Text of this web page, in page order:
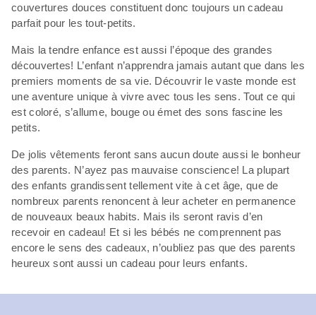
couvertures douces constituent donc toujours un cadeau
parfait pour les tout-petits.
Mais la tendre enfance est aussi l’époque des grandes
découvertes! L’enfant n’apprendra jamais autant que dans les
premiers moments de sa vie. Découvrir le vaste monde est
une aventure unique à vivre avec tous les sens. Tout ce qui
est coloré, s’allume, bouge ou émet des sons fascine les
petits.
De jolis vêtements feront sans aucun doute aussi le bonheur
des parents. N’ayez pas mauvaise conscience! La plupart
des enfants grandissent tellement vite à cet âge, que de
nombreux parents renoncent à leur acheter en permanence
de nouveaux beaux habits. Mais ils seront ravis d’en
recevoir en cadeau! Et si les bébés ne comprennent pas
encore le sens des cadeaux, n’oubliez pas que des parents
heureux sont aussi un cadeau pour leurs enfants.